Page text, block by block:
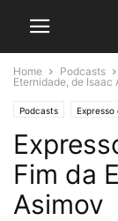
Home Podcasts
Eternidade, de Isaac
Podcasts Expresso
Fim da
Asimov